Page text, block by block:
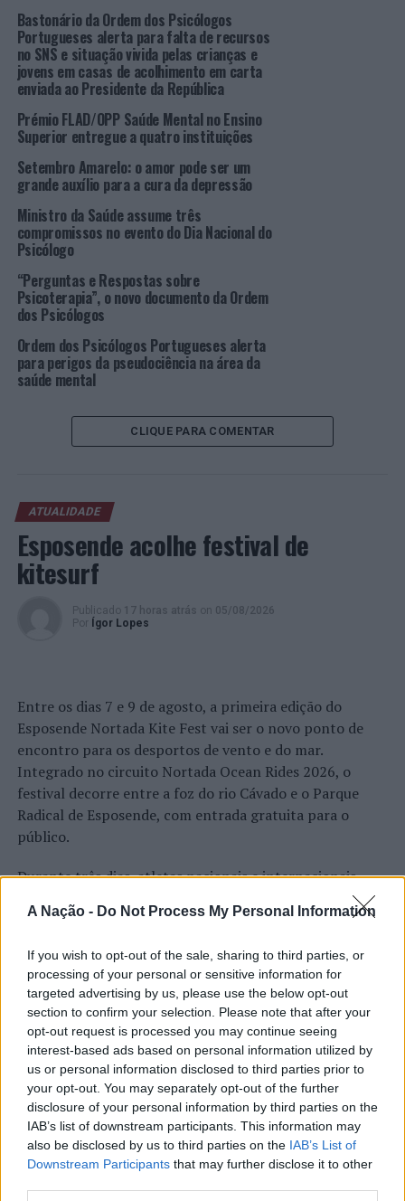
A Nação - Do Not Process My Personal Information
If you wish to opt-out of the sale, sharing to third parties, or
processing of your personal or sensitive information for
targeted advertising by us, please use the below opt-out
section to confirm your selection. Please note that after your
opt-out request is processed you may continue seeing
interest-based ads based on personal information utilized by
us or personal information disclosed to third parties prior to
your opt-out. You may separately opt-out of the further
disclosure of your personal information by third parties on the
IAB’s list of downstream participants. This information may
also be disclosed by us to third parties on the IAB’s List of
Downstream Participants that may further disclose it to other
Os Selos Comunidades Pró-Envelhecimento pretendem
reconhecer e distinguir as comunidades portuguesas
cujas políticas, programas, planos estratégicos e
práticas demonstrem um compromisso forte e efetivo
com a promoção do envelhecimento saudável e bem-
sucedido ao longo de todo o ciclo de vida.
72 Juntas de Freguesia ou Câmaras Municipais
receberam, nesta edição de 2023, o Selo Comunidades
Pró-Envelhecimento. Foram avaliadas pelas suas
políticas, programas, planos estratégicos e práticas
relativos à promoção do envelhecimento saudável e
bem-sucedido ao longo de todo o ciclo de vida.
“Esta iniciativa é um contributo da OPP para a
sustentabilidade dos sistemas social e económico,
através do investimento no enorme e rico capital
humano que Portugal possui. O objetivo último é a
construção de uma sociedade coesa, equitativa,
inclusiva, saudável e segura, que promova o bem-estar e
Lista dos vencedores:
Câmara Municipal de Albergaria-a-Velha
Câmara Municipal de Alfândega da Fé
Câmara Municipal de Alijó
Câmara Municipal de Angra do Heroísmo
Câmara Municipal de Arouca
Câmara Municipal de Avis
Câmara Municipal de Baião
Câmara Municipal de Barcelos
Câmara Municipal das Caldas da Rainha
Camara Municipal de Castro Verde
Câmara Municipal de Celorico da Beira
Câmara Municipal de Coruche
Câmara Municipal de Estarreja
Câmara Municipal de Gavião
Câmara Municipal de Ílhavo
Câmara Municipal de Lagoa (Algarve)
Câmara Municipal de Machico
Bastonário da Ordem dos Psicólogos
Portugueses alerta para falta de recursos
no SNS e situação vivida pelas crianças e
jovens em casas de acolhimento em carta
enviada ao Presidente da República
Prémio FLAD/OPP Saúde Mental no Ensino
Superior entregue a quatro instituições
Setembro Amarelo: o amor pode ser um
grande auxílio para a cura da depressão
Ministro da Saúde assume três
compromissos no evento do Dia Nacional do
Psicólogo
“Perguntas e Respostas sobre
Psicoterapia”, o novo documento da Ordem
dos Psicólogos
Ordem dos Psicólogos Portugueses alerta
para perigos da pseudociência na área da
saúde mental
CLIQUE PARA COMENTAR
ATUALIDADE
Esposende acolhe festival de
kitesurf
Publicado 17 horas atrás on 05/08/2026
Por
Ígor Lopes
Entre os dias 7 e 9 de agosto, a primeira edição do
Esposende Nortada Kite Fest vai ser o novo ponto de
encontro para os desportos de vento e do mar.
Integrado no circuito Nortada Ocean Rides 2026, o
festival decorre entre a foz do rio Cávado e o Parque
Radical de Esposende, com entrada gratuita para o
público.
Durante três dias, atletas nacionais e internacionais
competem em diferentes vertentes de kitesurf, num
programa que se estende à comunidade com concertos,
etapas do Nortada Ocean Rides, circuito que em 2026
passa também por Sines, Peniche, Viana do Castelo, Vila
Nova de Milfontes e Ericeira.
A iniciativa pretende aproximar a prática dos desportos
de vento das comunidades costeiras, promovendo o
território através do mar e das suas condições naturais.
Nas palavras de Pedro Mota, De todas as etapas do
Nortada Ocean Rides, este evento é o que mais precisa
da “nortada” como apoio, porque sem vento não há
CONTINUAR A LER
ATUALIDADE
Cinco projetos de Cascais finalistas
em iniciativa europeia